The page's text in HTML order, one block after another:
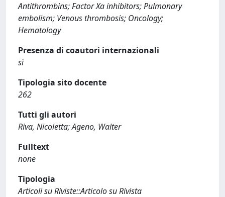
Antithrombins; Factor Xa inhibitors; Pulmonary
embolism; Venous thrombosis; Oncology;
Hematology
Presenza di coautori internazionali
sì
Tipologia sito docente
262
Tutti gli autori
Riva, Nicoletta; Ageno, Walter
Fulltext
none
Tipologia
Articoli su Riviste::Articolo su Rivista